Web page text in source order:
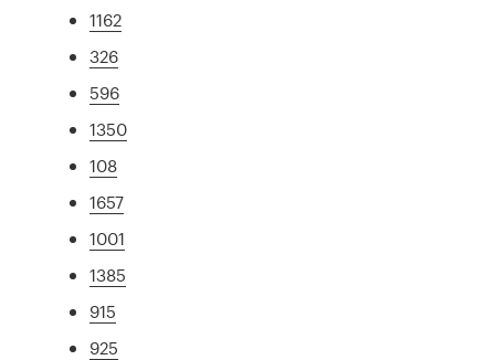
1162
326
596
1350
108
1657
1001
1385
915
925